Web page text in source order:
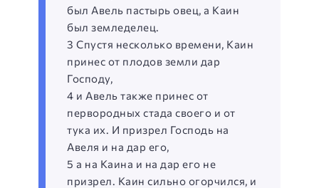
был Авель пастырь овец, а Каин
был земледелец.
3 Спустя несколько времени, Каин
принес от плодов земли дар
Господу,
4 и Авель также принес от
первородных стада своего и от
тука их. И призрел Господь на
Авеля и на дар его,
5 а на Каина и на дар его не
призрел. Каин сильно огорчился, и